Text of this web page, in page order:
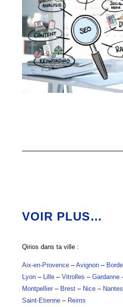
VOIR PLUS…
Qirios dans ta ville :
Aix-en-Provence–Avignon–
Lyon– Lille– Vitrolles – Gardanne
Montpellier– Brest– Nice– Nantes
Saint-Etienne– Reims